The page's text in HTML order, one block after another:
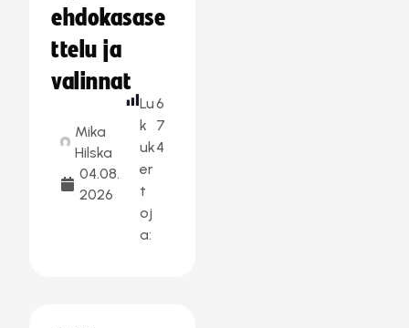
ehdokasase
ttelu ja
valinnat
Mika
Hilska
04.08.
2026
Lu
k
uk
er
t
oj
a:
6
7
4